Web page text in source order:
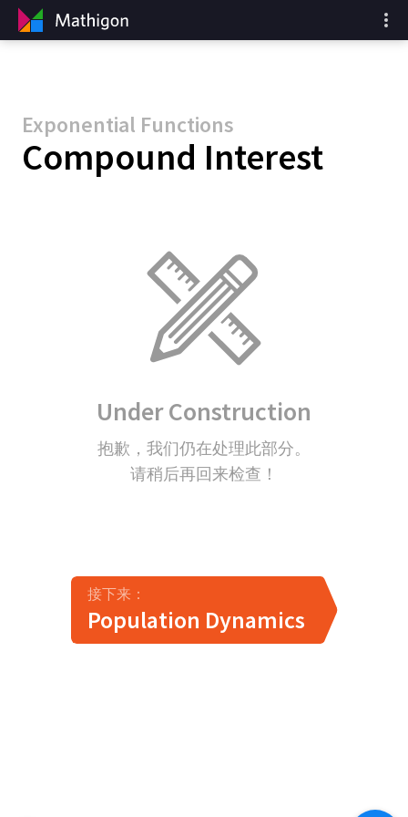
Exponential Functions
Compound Interest
Under Construction
抱歉，我们仍在处理此部分。
请稍后再回来检查！
接下来：
Population Dynamics